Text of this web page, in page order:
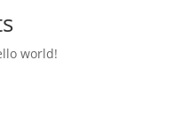
world!